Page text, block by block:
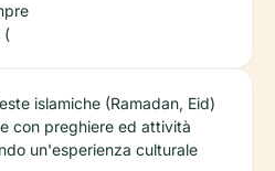
(
islamiche (Ramadan, Eid)
con preghiere ed attività
un'esperienza culturale